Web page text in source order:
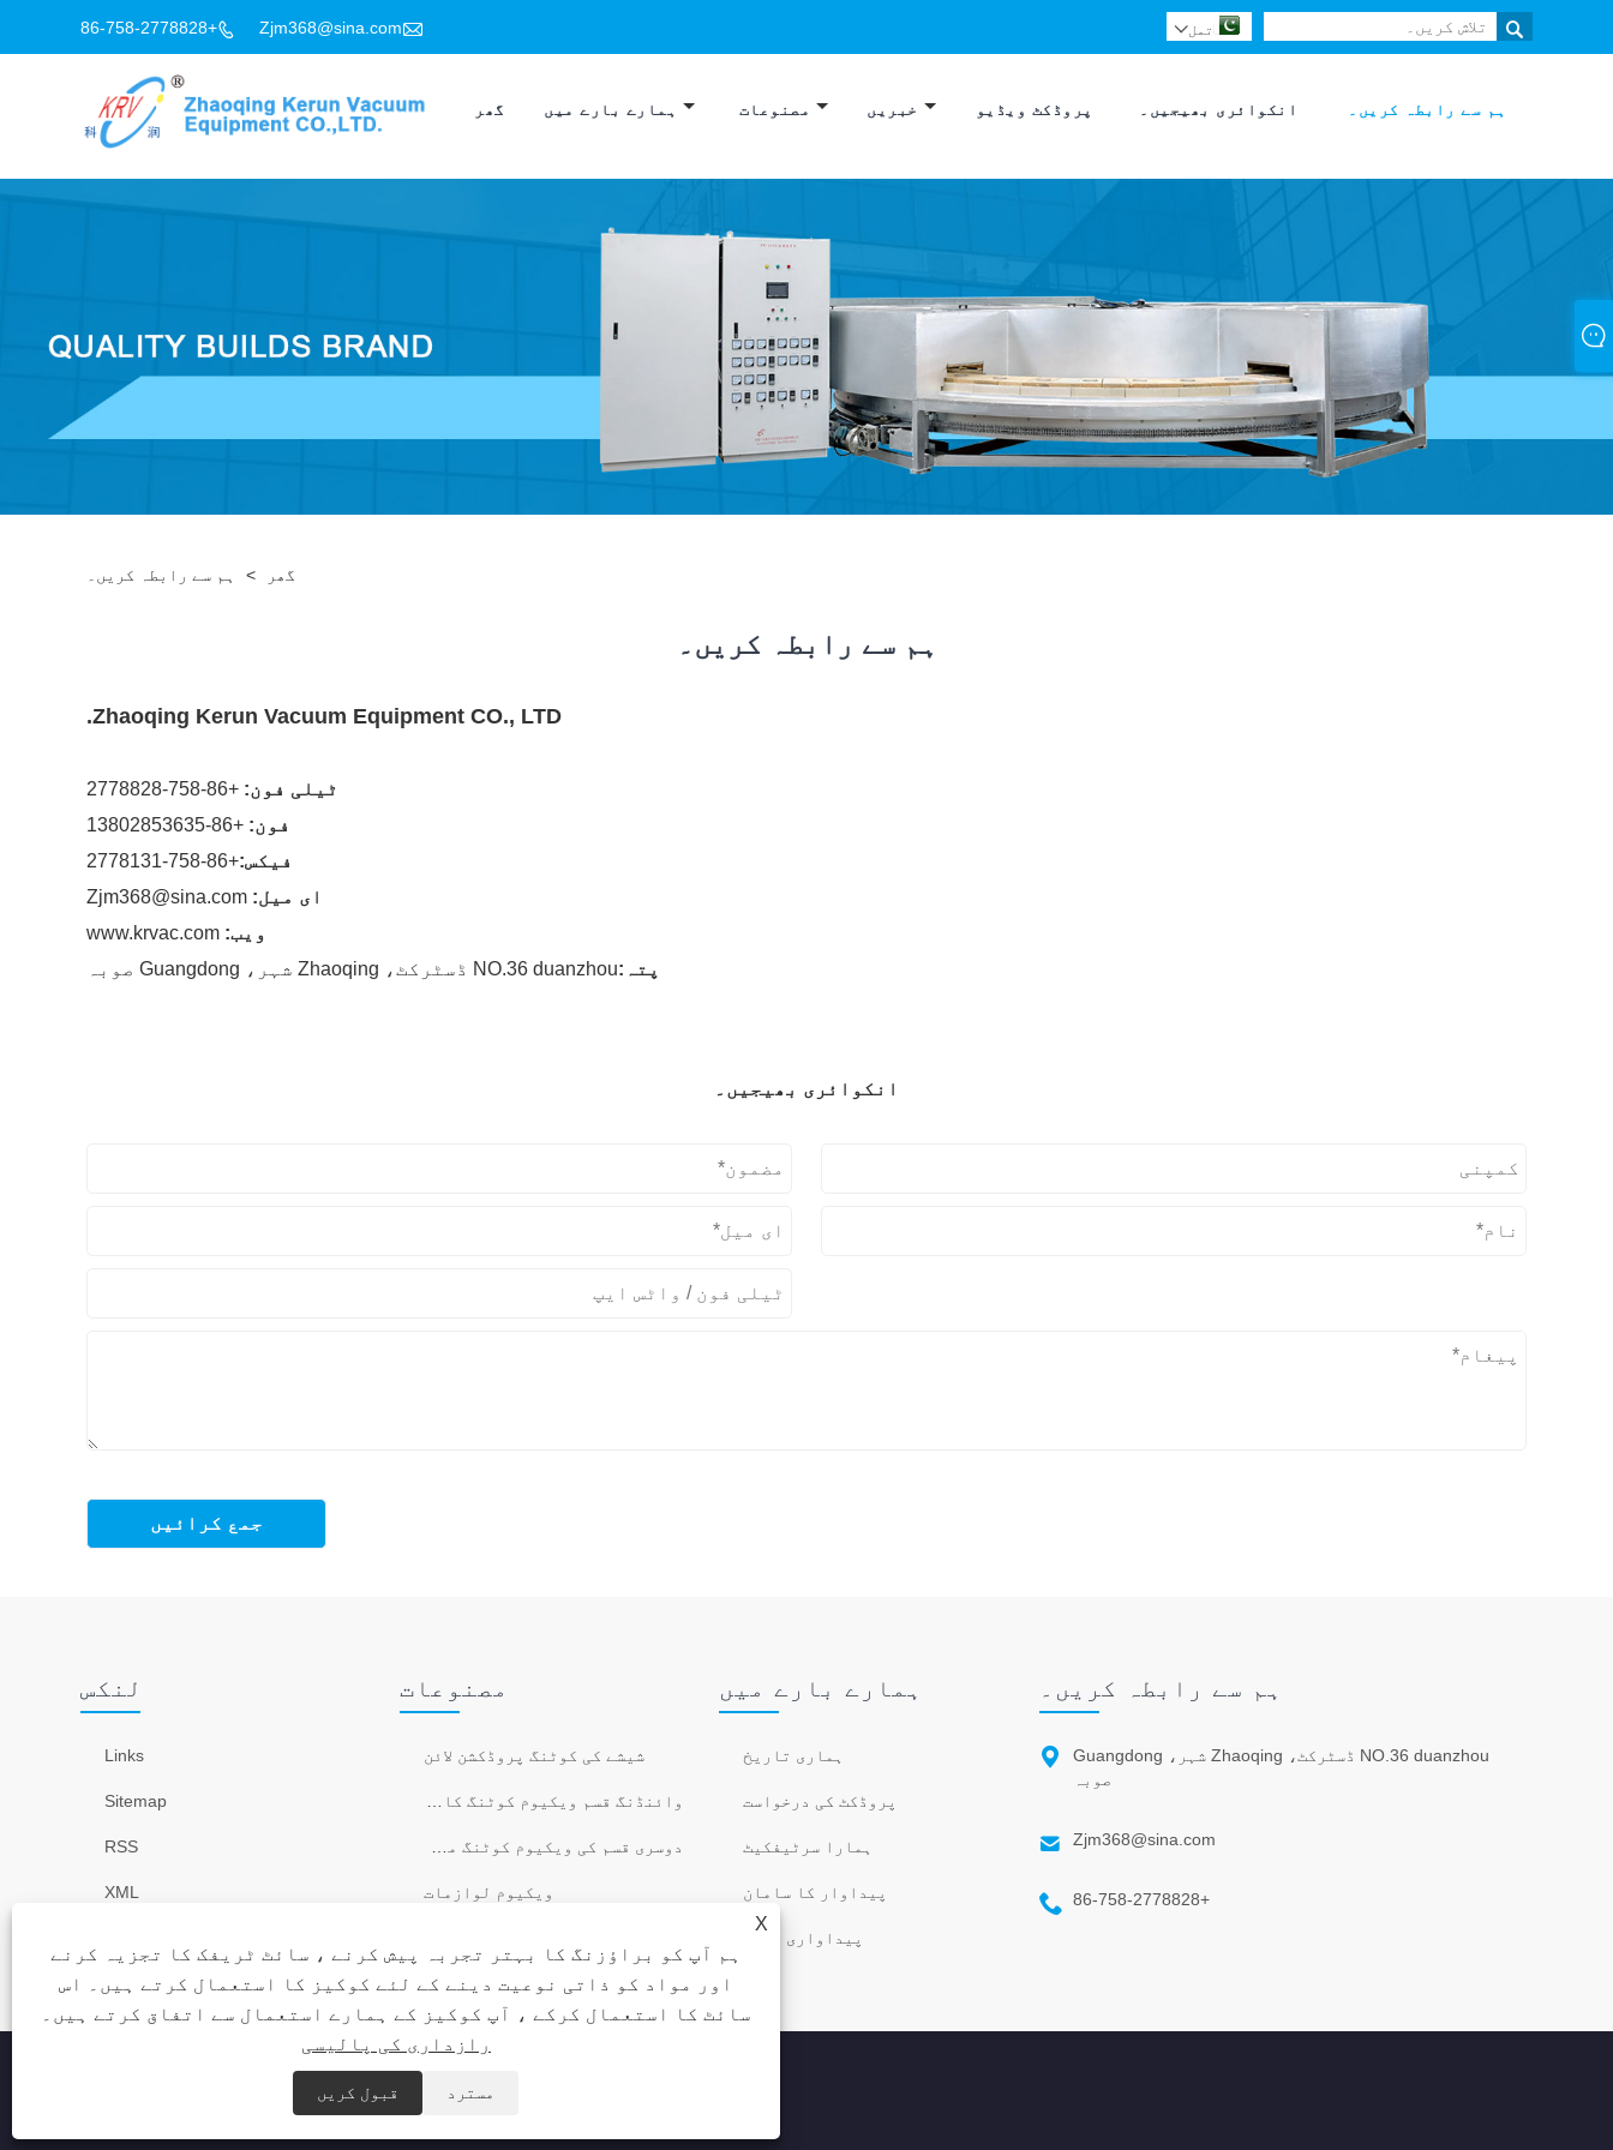

Zjm368@sina.com

+86-758-2778828  تمل
گھر ہمارے بارے میں مصنوعات خبریں پروڈکٹ ویڈیو انکوائری بھیجیں۔ ہم سے رابطہ کریں۔
گھر > ہم سے رابطہ کریں۔
ہم سے رابطہ کریں۔
Zhaoqing Kerun Vacuum Equipment CO., LTD.
ٹیلی فون: +86-758-2778828
فون: +86-13802853635
فیکس:+86-758-2778131
ای میل: Zjm368@sina.com
ویب: www.krvac.com
پتہ:NO.36 duanzhou ڈسٹرکٹ، Zhaoqing شہر، Guangdong صوبہ
انکوائری بھیجیں۔
X
ہم آپ کو براؤزنگ کا بہتر تجربہ پیش کرنے ، سائٹ ٹریفک کا تجزیہ کرنے
اور مواد کو ذاتی نوعیت دینے کے لئے کوکیز کا استعمال کرتے ہیں۔ اس
سائٹ کا استعمال کرکے ، آپ کوکیز کے ہمارے استعمال سے اتفاق کرتے ہیں۔
رازداری کی پالیسی
مسترد قبول کریں
ہم سے رابطہ کریں۔

NO.36 duanzhou ڈسٹرکٹ، Zhaoqing شہر، Guangdong
صوبہ
 Zjm368@sina.com
 +86-758-2778828
ہمارے بارے میں
ہماری تاریخ
پروڈکٹ کی درخواست
ہمارا سرٹیفکیٹ
پیداوار کا سامان
پیداواری منڈی
مصنوعات
شیشے کی کوٹنگ پروڈکشن لائن
وائنڈنگ قسم ویکیوم کوٹنگ کا سامان
دوسری قسم کی ویکیوم کوٹنگ مشینیں۔
ویکیوم لوازمات
لنکس
Links
Sitemap
RSS
XML